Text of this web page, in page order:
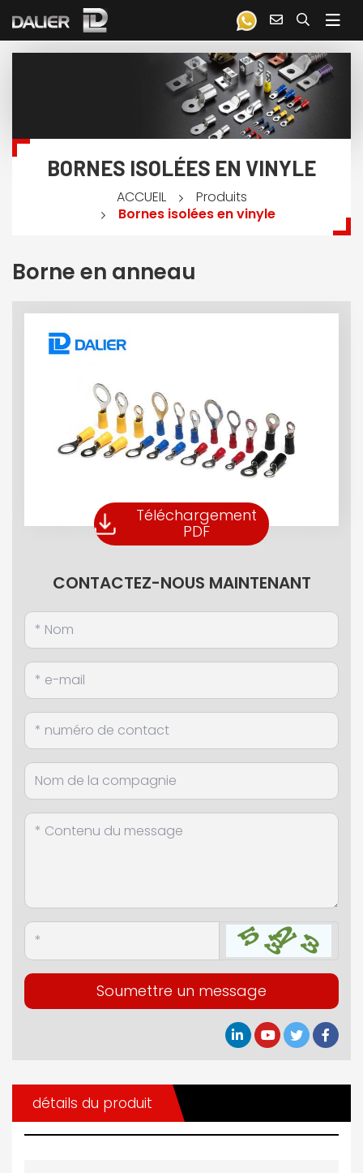
BORNES ISOLÉES EN VINYLE
ACCUEIL
Produits
Bornes isolées en vinyle
Borne en anneau
Téléchargement
PDF
CONTACTEZ-NOUS MAINTENANT
Soumettre un message
détails du produit